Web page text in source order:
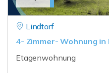
Lindtorf
4- Zimmer- Wohnung
Etagenwohnung